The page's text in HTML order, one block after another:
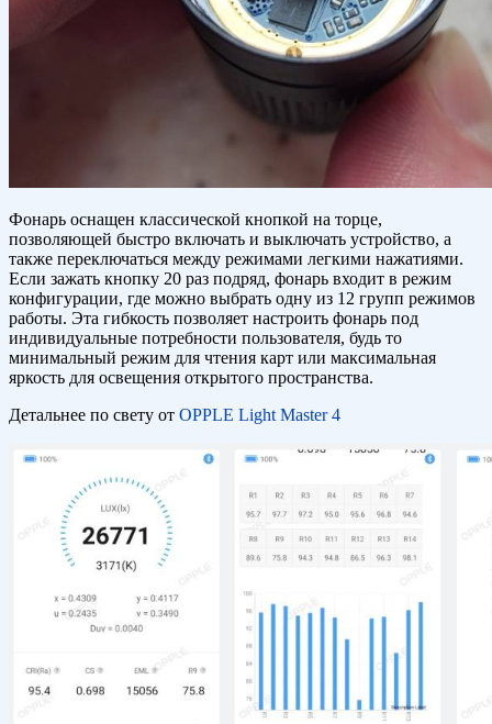
Фонарь оснащен классической кнопкой на торце,
позволяющей быстро включать и выключать устройство, а
также переключаться между режимами легкими нажатиями.
Если зажать кнопку 20 раз подряд, фонарь входит в режим
конфигурации, где можно выбрать одну из 12 групп режимов
работы. Эта гибкость позволяет настроить фонарь под
индивидуальные потребности пользователя, будь то
минимальный режим для чтения карт или максимальная
яркость для освещения открытого пространства.
Детальнее по свету от OPPLE Light Master 4